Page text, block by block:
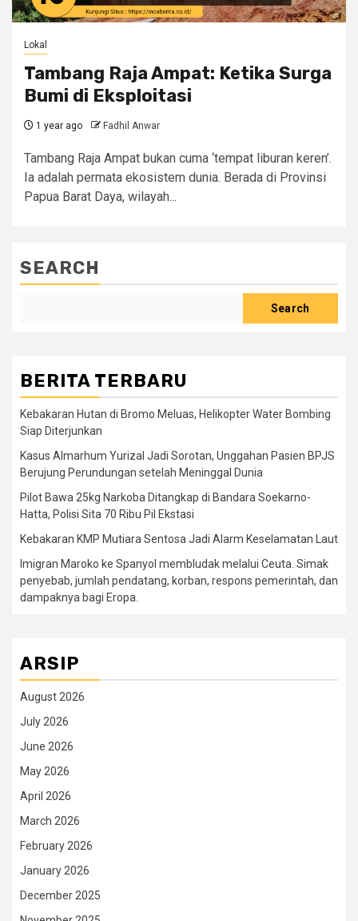
Lokal
Tambang Raja Ampat: Ketika Surga
Bumi di Eksploitasi
1 year ago Fadhil Anwar
Tambang Raja Ampat bukan cuma ‘tempat liburan keren’.
Ia adalah permata ekosistem dunia. Berada di Provinsi
Papua Barat Daya, wilayah...
SEARCH
Search
BERITA TERBARU
Kebakaran Hutan di Bromo Meluas, Helikopter Water Bombing
Siap Diterjunkan
Kasus Almarhum Yurizal Jadi Sorotan, Unggahan Pasien BPJS
Berujung Perundungan setelah Meninggal Dunia
Pilot Bawa 25kg Narkoba Ditangkap di Bandara Soekarno-
Hatta, Polisi Sita 70 Ribu Pil Ekstasi
Kebakaran KMP Mutiara Sentosa Jadi Alarm Keselamatan Laut
Imigran Maroko ke Spanyol membludak melalui Ceuta. Simak
penyebab, jumlah pendatang, korban, respons pemerintah, dan
dampaknya bagi Eropa.
ARSIP
August 2026
July 2026
June 2026
May 2026
April 2026
March 2026
February 2026
January 2026
December 2025